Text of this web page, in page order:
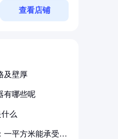
查看店铺
及壁厚
有哪些呢
么
一平方米能承受多